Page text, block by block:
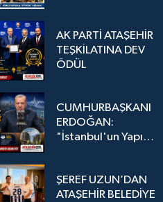
AK PARTİ ATAŞEHİR
TEŞKİLATINA DEV
ÖDÜL
CUMHURBAŞKANI
ERDOĞAN:
"İstanbul'un Yapı
Güvenlik Sorunudur"
ŞEREF UZUN’DAN
ATAŞEHİR BELEDİYE